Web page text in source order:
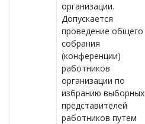
организации.
Допускается
проведение общего
собрания
(конференции)
работников
организации по
избранию выборных
представителей
работников путем